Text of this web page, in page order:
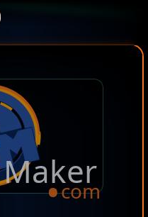
Maker
.com